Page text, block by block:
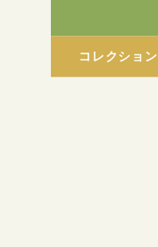
コレクション